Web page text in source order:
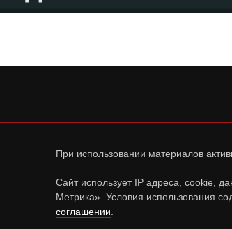
При использовании материалов
Сайт использует IP адреса, cookie,
Метрика». Условия использования
соглашении